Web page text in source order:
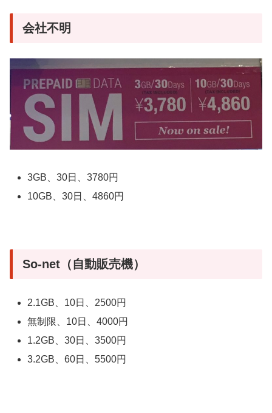
会社不明
3GB、30日、3780円
10GB、30日、4860円
So-net（自動販売機）
2.1GB、10日、2500円
無制限、10日、4000円
1.2GB、30日、3500円
3.2GB、60日、5500円